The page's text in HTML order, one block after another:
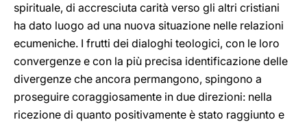
spirituale, di accresciuta carità verso gli altri cristiani
ha dato luogo ad una nuova situazione nelle relazioni
ecumeniche. I frutti dei dialoghi teologici, con le loro
convergenze e con la più precisa identificazione delle
divergenze che ancora permangono, spingono a
proseguire coraggiosamente in due direzioni: nella
ricezione di quanto positivamente è stato raggiunto e